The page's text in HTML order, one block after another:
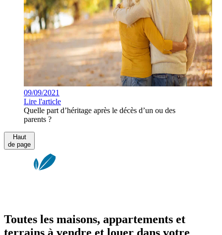
09/09/2021
Lire l'article
Quelle part d’héritage après le décès d’un ou des
parents ?
Haut
de page
Toutes les maisons, appartements et